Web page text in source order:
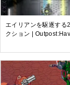
エイリアンを駆逐する
クション |